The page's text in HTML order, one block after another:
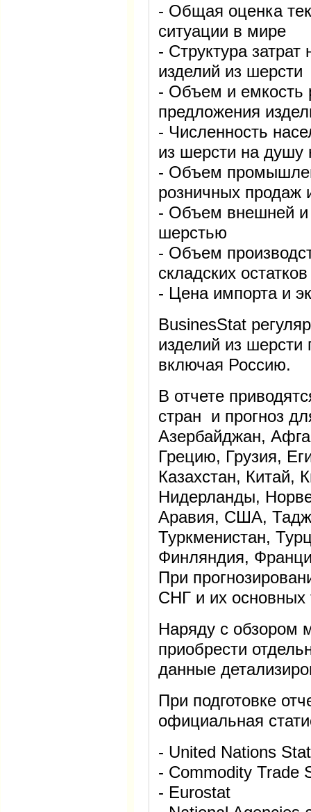
- Общая оценка
ситуации в мире
- Структура
изделий из шерсти
- Объем и емкость
предложения
- Численность
из шерсти на душу
- Объем
розничных продаж
- Объем внешней и
шерстью
- Объем
складских
- Цена импорта и
BusinesStat
изделий из
включая Россию.
В отчете
стран и прогноз
Азербайджан,
Грецию, Грузия,
Казахстан, Китай,
Нидерланды,
Аравия, США,
Туркменистан,
Финляндия,
При
СНГ и их основных
Наряду с обзором
приобрести
данные
При подготовке
официальная
- United Nations
- Commodity Trade
- Eurostat